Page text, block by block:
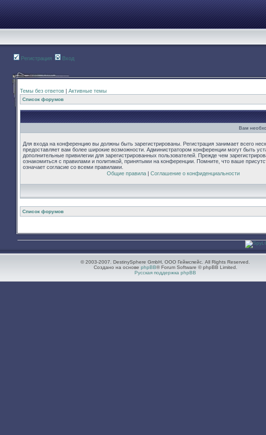
Регистрация Вход
Темы без ответов | Активные темы
Список форумов
Вам
Для входа на конференцию вы должны быть зарегистрированы. Регистрация занимает всего
предоставляет вам более широкие возможности. Администратором конференции могут быть
дополнительные привилегии для зарегистрированных пользователей. Прежде чем
ознакомиться с правилами и политикой, принятыми на конференции. Помните, что ваше
означает согласие со всеми правилами.
Общие правила| Соглашение о конфиденциальности
Список форумов
© 2003-2007. DestinySphere GmbH, ООО Геймспейс. All Rights Reserved.
Создано на основе phpBB® Forum Software © phpBB Limited.
Русская поддержка phpBB